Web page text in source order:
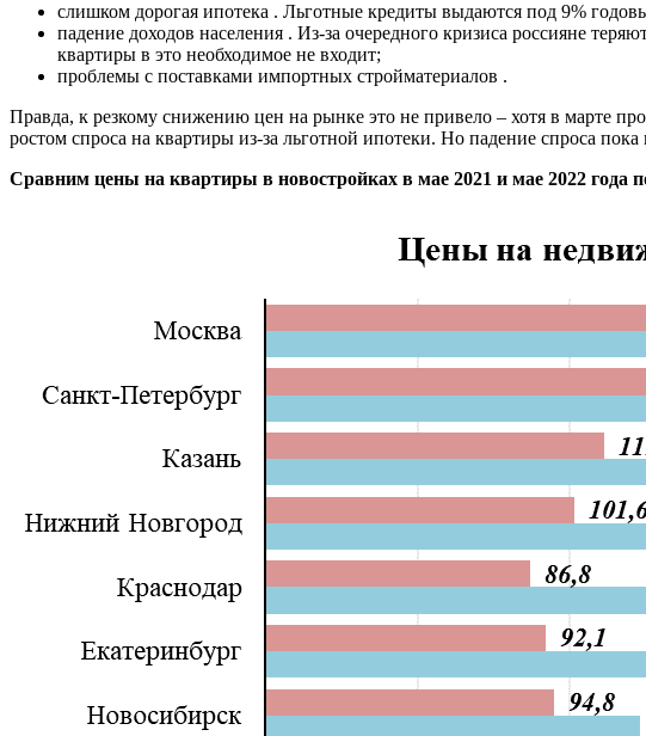
слишком дорогая ипотека . Льготные кредиты выдаются под 9%
падение доходов населения . Из-за очередного кризиса россияне
квартиры в это необходимое не входит;
проблемы с поставками импортных стройматериалов .
Правда, к резкому снижению цен на рынке это не привело – хотя в марте
ростом спроса на квартиры из-за льготной ипотеки. Но падение спроса
Сравним цены на квартиры в новостройках в мае 2021 и мае 2022 года